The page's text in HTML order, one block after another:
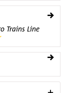
Trains Line